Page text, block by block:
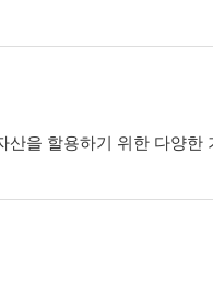
을 할용하기 위한 다양한